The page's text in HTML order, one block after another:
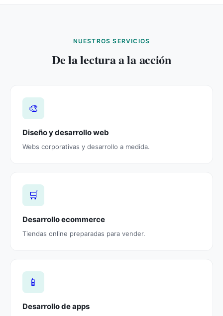
NUESTROS SERVICIOS
De la lectura a la acción
🎨
Diseño y desarrollo web
Webs corporativas y desarrollo a medida.
🛒
Desarrollo ecommerce
Tiendas online preparadas para vender.
📱
Desarrollo de apps